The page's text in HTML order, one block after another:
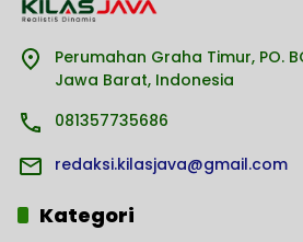
Perumahan Graha Timur, PO.
Jawa Barat, Indonesia
081357735686
redaksi.kilasjava@gmail.com
Kategori